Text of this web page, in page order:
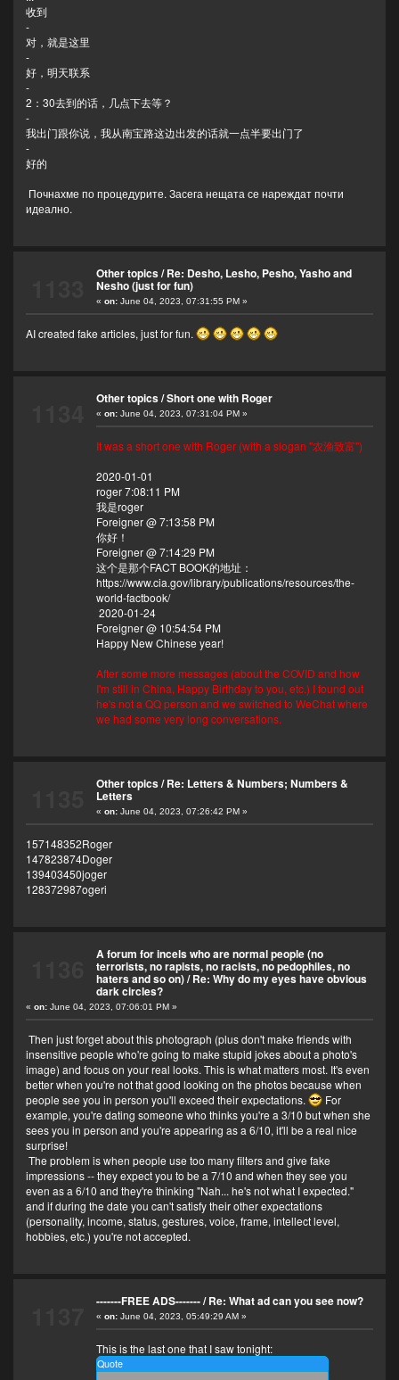
收到
-
对，就是这里
-
好，明天联系
-
2：30去到的话，几点下去等？
-
我出门跟你说，我从南宝路这边出发的话就一点半要出门了
-
好的
Почнахме по процедурите. Засега нещата се нареждат почти
идеално.
Other topics/Re: Desho, Lesho, Pesho, Yasho and
Nesho (just for fun)
« on:June 04, 2023, 07:31:55 PM »
AI created fake articles, just for fun.
Other topics/Short one with Roger
« on:June 04, 2023, 07:31:04 PM »
It was a short one with Roger (with a slogan "农渔致富")
2020-01-01
roger 7:08:11 PM
我是roger
Foreigner @ 7:13:58 PM
你好！
Foreigner @ 7:14:29 PM
这个是那个FACT BOOK的地址：
https://www.cia.gov/library/publications/resources/the-
world-factbook/
2020-01-24
Foreigner @ 10:54:54 PM
Happy New Chinese year!
After some more messages (about the COVID and how
I'm still in China, Happy Birthday to you, etc.) I found out
he's not a QQ person and we switched to WeChat where
we had some very long conversations.
Other topics/Re: Letters & Numbers; Numbers &
Letters
« on:June 04, 2023, 07:26:42 PM »
157148352Roger
147823874Doger
139403450joger
128372987ogeri
A forum for incels who are normal people (no
terrorists, no rapists, no racists, no pedophiles, no
haters and so on)/Re: Why do my eyes have obvious
dark circles?
«on: June 04, 2023, 07:06:01 PM »
Then just forget about this photograph (plus don't make friends with
insensitive people who're going to make stupid jokes about a photo's
image) and focus on your real looks. This is what matters most. It's even
better when you're not that good looking on the photos because when
people see you in person you'll exceed their expectations.
For
example, you're dating someone who thinks you're a 3/10 but when she
sees you in person and you're appearing as a 6/10, it'll be a real nice
surprise!
The problem is when people use too many filters and give fake
impressions -- they expect you to be a 7/10 and when they see you
even as a 6/10 and they're thinking "Nah... he's not what I expected."
and if during the date you can't satisfy their other expectations
(personality, income, status, gestures, voice, frame, intellect level,
hobbies, etc.) you're not accepted.
-------FREE ADS-------/Re: What ad can you see now?
« on:June 04, 2023, 05:49:29 AM »
This is the last one that I saw tonight:
Quote